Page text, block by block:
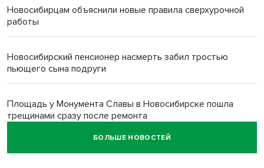
Новосибирцам объяснили новые правила сверхурочной
работы
Новосибирский пенсионер насмерть забил тростью
пьющего сына подруги
Площадь у Монумента Славы в Новосибирске пошла
трещинами сразу после ремонта
БОЛЬШЕ НОВОСТЕЙ